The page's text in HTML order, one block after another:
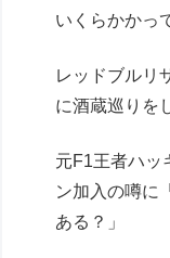
いくらかかっ
レッドブルリ
に酒蔵巡りを
元F1王者ハッ
ン加入の噂に
ある？」